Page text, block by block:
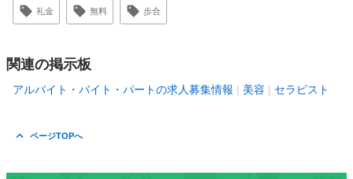
礼金 無料 歩合
関連の掲示板
アルバイト・バイト・パートの求人募集情報 美容 セラピスト
ページTOPへ